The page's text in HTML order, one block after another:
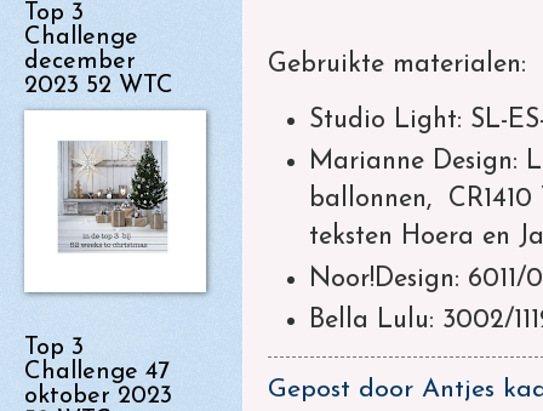
Gebruikte materialen:
Studio Light: SL-
Marianne Design:
ballonnen, CR1410
teksten Hoera en
Noor!Design: 6011/
Bella Lulu: 3002/
Gepost door Antjes
Top 3
Challenge
december
2023 52 WTC
Top 3
Challenge 47
oktober 2023